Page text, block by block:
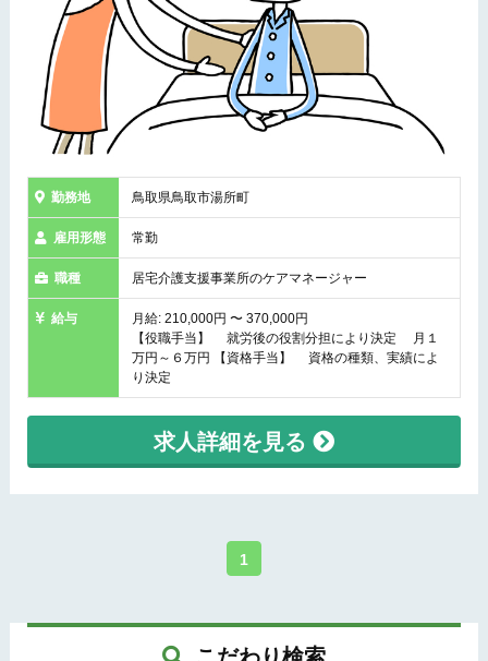
勤務地 鳥取県鳥取市湯所町
雇用形態 常勤
職種 居宅介護支援事業所のケアマネージャー
給与
月給: 210,000円 〜 370,000円
【役職手当】 就労後の役割分担により決定 月１
万円～６万円 【資格手当】 資格の種類、実績によ
り決定
求人詳細を見る
1